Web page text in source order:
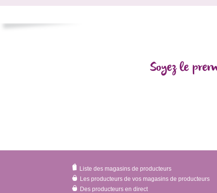
Soyez le
Liste des magasins de producteurs
Les producteurs de vos magasins de producteurs
Des producteurs en direct